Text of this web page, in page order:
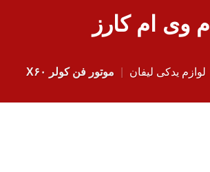
ام وی ام کارز
لوازم یدکی لیفان موتور فن کولر X۶۰